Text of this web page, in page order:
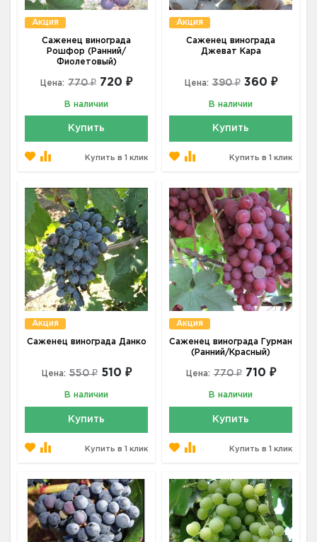
Акция
Саженец винограда
Рошфор (Ранний/
Фиолетовый)
Цена: 770 ₽ 720 ₽
В наличии
Купить
Купить в 1 клик
Акция
Саженец винограда
Джеват Кара
Цена: 390 ₽ 360 ₽
В наличии
Купить
Купить в 1 клик
Акция
Саженец винограда Данко
Цена: 550 ₽ 510 ₽
В наличии
Купить
Купить в 1 клик
Акция
Саженец винограда Гурман
(Ранний/Красный)
Цена: 770 ₽ 710 ₽
В наличии
Купить
Купить в 1 клик